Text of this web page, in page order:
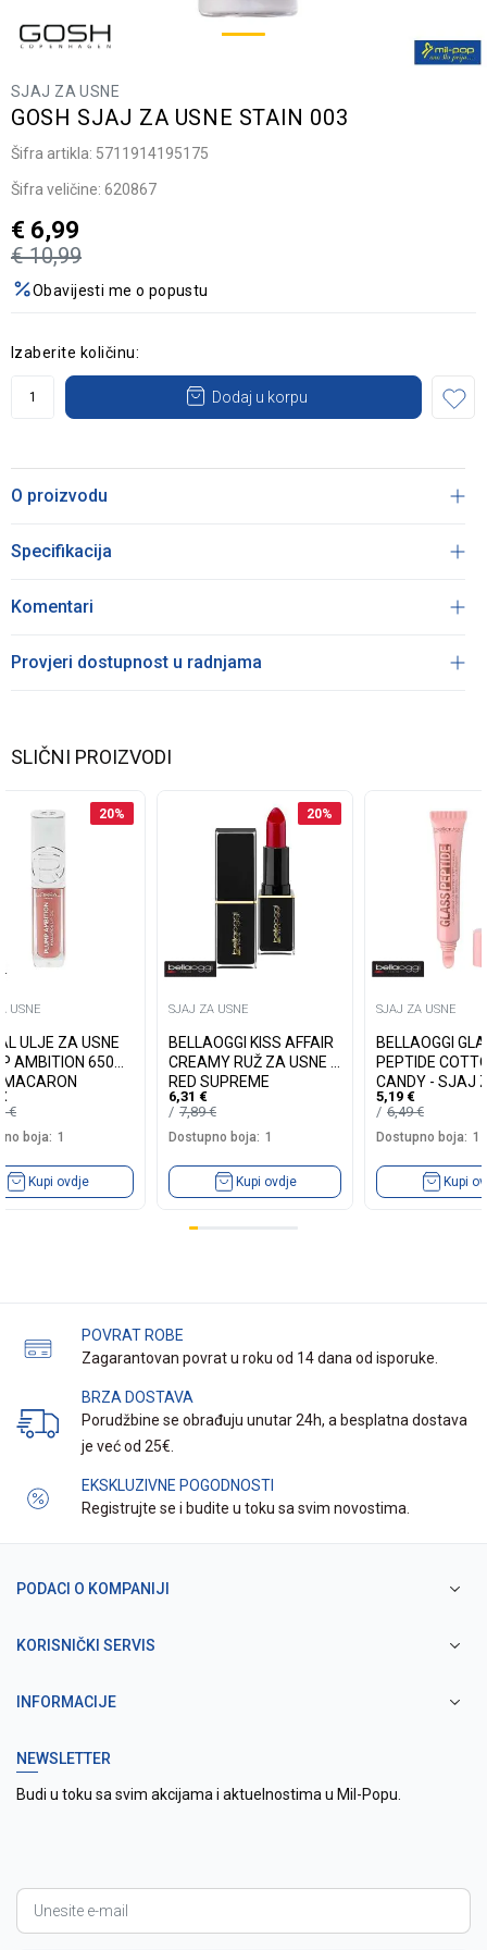
SJAJ ZA USNE
GOSH SJAJ ZA USNE STAIN 003
Šifra artikla: 5711914195175
Šifra veličine: 620867
€ 10,99
€ 6,99
Obavijesti me o popustu
Izaberite količinu:
Dodaj u korpu
O proizvodu
Specifikacija
Komentari
Provjeri dostupnost u radnjama
SLIČNI PROIZVODI
20%
USNE
ULJE ZA USNE
AMBITION 650
MACARON
€
€
boja: 1
Kupi ovdje
20%
SJAJ ZA USNE
BELLAOGGI KISS AFFAIR
CREAMY RUŽ ZA USNE -
RED SUPREME
6,31 €
7,89€
Dostupno boja: 1
Kupi ovdje
SJAJ ZA USNE
BELLAOGGI
PEPTIDE
CANDY - SJAJ
5,19 €
6,49€
Dostupno boja: 1
Kupi
POVRAT ROBE
Zagarantovan povrat u roku od 14 dana od isporuke.
BRZA DOSTAVA
Porudžbine se obrađuju unutar 24h, a besplatna dostava
je već od 25€.
EKSKLUZIVNE POGODNOSTI
Registrujte se i budite u toku sa svim novostima.
PODACI O KOMPANIJI
KORISNIČKI SERVIS
INFORMACIJE
NEWSLETTER
Budi u toku sa svim akcijama i aktuelnostima u Mil-Popu.